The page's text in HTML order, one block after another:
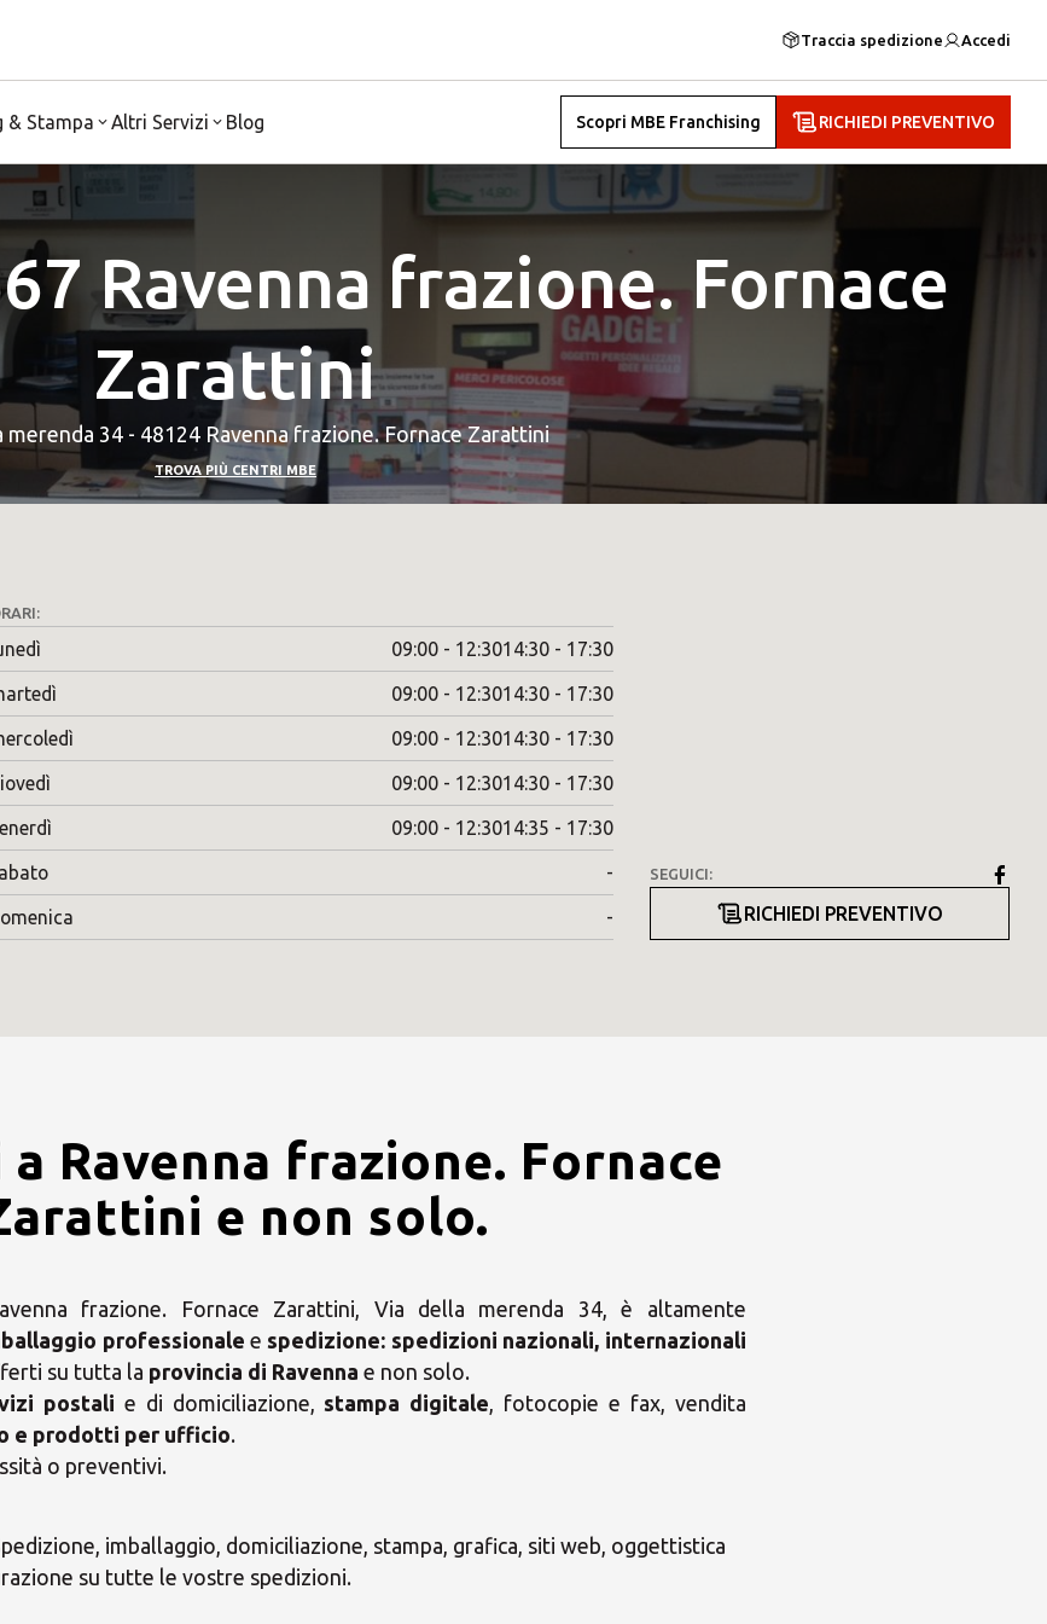
Traccia spedizione Accedi
& Stampa Altri Servizi Blog Scopri MBE Franchising RICHIEDI PREVENTIVO
Ravenna frazione. Fornace
Zarattini
merenda 34 - 48124 Ravenna frazione. Fornace Zarattini
TROVA PIÙ CENTRI MBE
09:00 - 12:3014:30 - 17:30
09:00 - 12:3014:30 - 17:30
09:00 - 12:3014:30 - 17:30
09:00 - 12:3014:30 - 17:30
09:00 - 12:3014:35 - 17:30
-
-
SEGUICI:
RICHIEDI PREVENTIVO
Ravenna frazione. Fornace
e non solo.
frazione. Fornace Zarattini, Via della merenda 34, è altamente
professionale e spedizione: spedizioni nazionali, internazionali
su tutta la provincia di Ravenna e non solo.
postali e di domiciliazione, stampa digitale, fotocopie e fax, vendita
e prodotti per ufficio.
o preventivi.
imballaggio, domiciliazione, stampa, grafica, siti web, oggettistica
su tutte le vostre spedizioni.